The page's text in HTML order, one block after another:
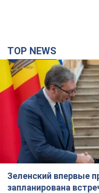
TOP NEWS
Зеленский впервые
запланирована